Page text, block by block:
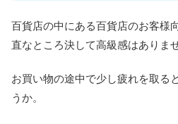
百貨店の中にある百貨店のお客様
直なところ決して高級感はありませ
お買い物の途中で少し疲れを取る
うか。